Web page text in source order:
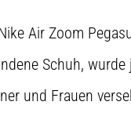
Air Zoom
Schuh,
und Frauen